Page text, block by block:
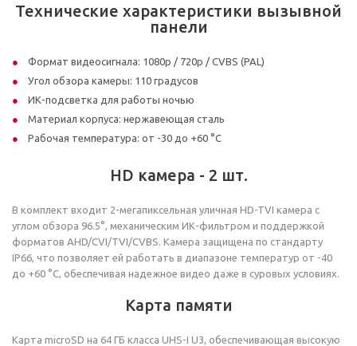
Технические характеристики вызывной
панели
Формат видеосигнала: 1080p / 720p / CVBS (PAL)
Угол обзора камеры: 110 градусов
ИК-подсветка для работы ночью
Материал корпуса: нержавеющая сталь
Рабочая температура: от -30 до +60 °С
HD камера - 2 шт.
В комплект входит 2-мегапиксельная уличная HD-TVI камера с
углом обзора 96.5°, механическим ИК-фильтром и поддержкой
форматов AHD/CVI/TVI/CVBS. Камера защищена по стандарту
IP66, что позволяет ей работать в диапазоне температур от -40
до +60 °С, обеспечивая надежное видео даже в суровых условиях.
Карта памяти
Карта microSD на 64 ГБ класса UHS-I U3, обеспечивающая высокую